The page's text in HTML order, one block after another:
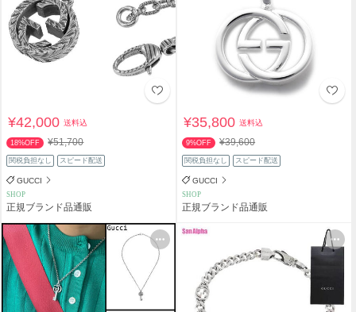
¥42,000送料込
18%OFF ¥51,700
関税負担なし スピード配送
GUCCI
SHOP
正規ブランド品通販
¥35,800送料込
9%OFF ¥39,600
関税負担なし スピード配送
GUCCI
SHOP
正規ブランド品通販